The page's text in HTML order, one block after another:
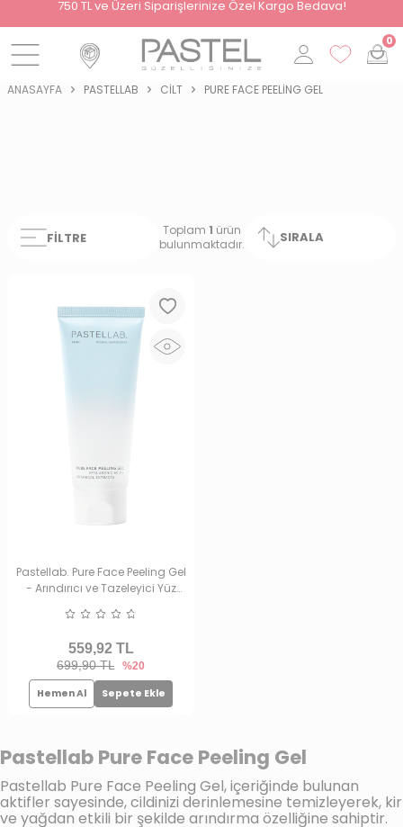
750 TL ve Üzeri Siparişlerinize Özel Kargo Bedava!
0
ANASAYFA PASTELLAB CILT PURE FACE PEELING GEL
FILTRE Toplam 1 ürün
bulunmaktadır.
SIRALA
Pastellab. Pure Face Peeling Gel
- Arındırıcı ve Tazeleyici Yüz
699,90 TL %20
559,92TL
Hemen Al Sepete Ekle
Pastellab Pure Face Peeling Gel
Pastellab Pure Face Peeling Gel, içeriğinde bulunan
aktifler sayesinde, cildinizi derinlemesine temizleyerek, kir
ve yağdan etkili bir şekilde arındırma özelliğine sahiptir.